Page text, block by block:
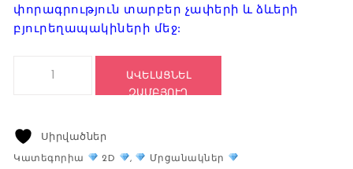
փորագրություն տարբեր չափերի և ձևերի
բյուրեղապակիների մեջ:
ԱՎԵԼԱՑՆԵԼ
ԶԱՄԲՅՈՒՂ
Սիրվածներ
Կատեգորիա 2D , Մրցանակներ